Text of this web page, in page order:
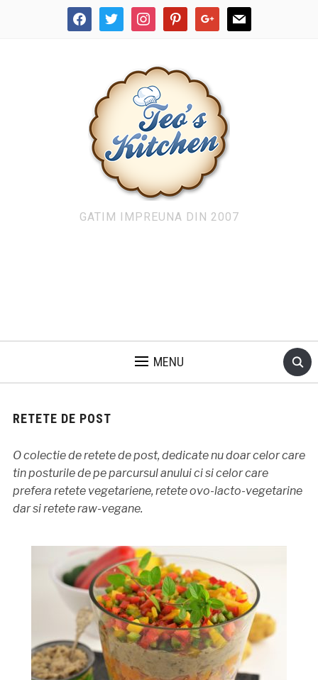
facebooktwitter instagrampinterestgoogle mail
GATIM IMPREUNA DIN 2007
MENU
RETETE DE POST
O colectie de retete de post, dedicate nu doar celor care
tin posturile de pe parcursul anului ci si celor care
prefera retete vegetariene, retete ovo-lacto-vegetarine
dar si retete raw-vegane.